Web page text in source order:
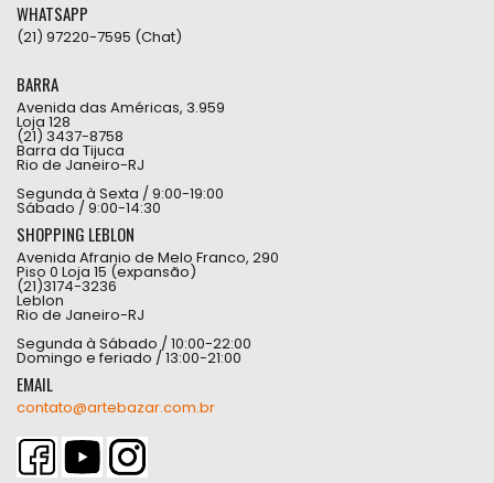
WHATSAPP
(21) 97220-7595 (Chat)
BARRA
Avenida das Américas, 3.959
Loja 128
(21) 3437-8758
Barra da Tijuca
Rio de Janeiro-RJ
Segunda à Sexta / 9:00-19:00
Sábado / 9:00-14:30
SHOPPING LEBLON
Avenida Afranio de Melo Franco, 290
Piso 0 Loja 15 (expansão)
(21)3174-3236
Leblon
Rio de Janeiro-RJ
Segunda à Sábado / 10:00-22:00
Domingo e feriado / 13:00-21:00
EMAIL
contato@artebazar.com.br